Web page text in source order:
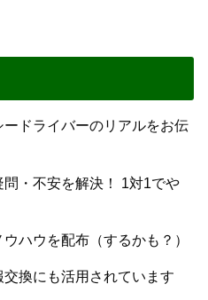
ドライバーのリアルをお伝
・不安を解決！ 1対1でや
ハウを配布（するかも？）
換にも活用されています